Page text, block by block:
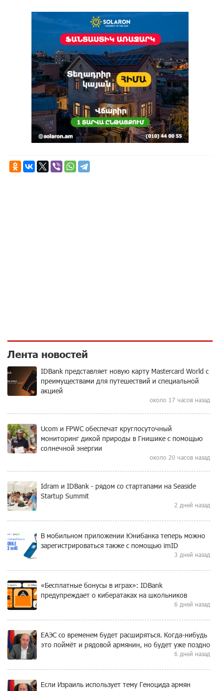
Лента новостей
IDBank представляет новую карту Mastercard World с
преимуществами для путешествий и специальной
акцией
около 17 часов назад
Ucom и FPWC обеспечат круглосуточный
мониторинг дикой природы в Гнишике с помощью
солнечной энергии
около 20 часов назад
Idram и IDBank - рядом со стартапами на Seaside
Startup Summit
2 дней назад
В мобильном приложении Юнибанка теперь можно
зарегистрироваться также с помощью imID
3 дней назад
«Бесплатные бонусы в играх»: IDBank
предупреждает о кибератаках на школьников
6 дней назад
ЕАЭС со временем будет расширяться. Когда-нибудь
это поймёт и рядовой армянин, но будет уже поздно
6 дней назад
Если Израиль использует тему Геноцида армян